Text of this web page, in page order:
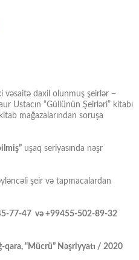
vəsaitə daxil olunmuş şeirlər –
Ustacın “Güllünün Şeirləri” kitabı
mağazalarından soruşa
uşaq seriyasında nəşr
şeir və tapmacalardan
77-47 və +99455-502-89-32
qara, “Mücrü” Nəşriyyatı / 2020